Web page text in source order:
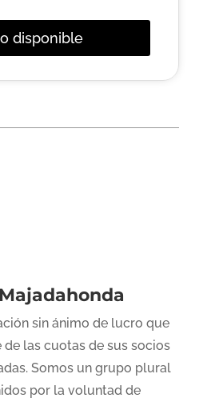
disponible
sin ánimo de lucro que
las cuotas de sus socios
Somos un grupo plural
por la voluntad de